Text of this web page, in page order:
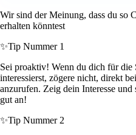
Wir sind der Meinung, dass du so
erhalten könntest
✨Tip Nummer 1
Sei proaktiv! Wenn du dich für die
interessierst, zögere nicht, direkt
anzurufen. Zeig dein Interesse
gut an!
✨Tip Nummer 2